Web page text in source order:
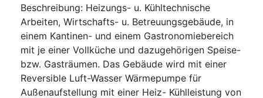
Beschreibung: Heizungs- u. Kühltechnische
Arbeiten, Wirtschafts- u. Betreuungsgebäude, in
einem Kantinen- und einem Gastronomiebereich
mit je einer Vollküche und dazugehörigen Speise-
bzw. Gasträumen. Das Gebäude wird mit einer
Reversible Luft-Wasser Wärmepumpe für
Außenaufstellung mit einer Heiz- Kühlleistung von